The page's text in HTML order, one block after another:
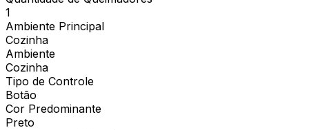
1
Ambiente Principal
Cozinha
Ambiente
Cozinha
Tipo de Controle
Botão
Cor Predominante
Preto